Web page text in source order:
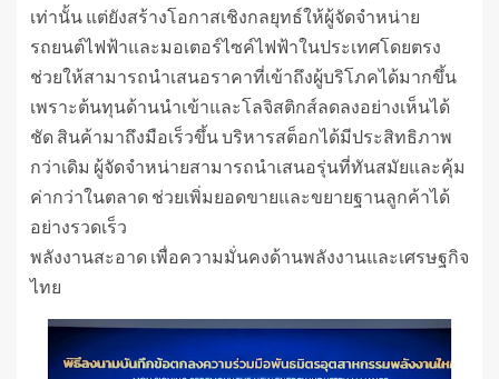
เท่านั้น แต่ยังสร้างโอกาสเชิงกลยุทธ์ให้ผู้จัดจำหน่าย
รถยนต์ไฟฟ้าและมอเตอร์ไซค์ไฟฟ้าในประเทศโดยตรง
ช่วยให้สามารถนำเสนอราคาที่เข้าถึงผู้บริโภคได้มากขึ้น
เพราะต้นทุนด้านนำเข้าและโลจิสติกส์ลดลงอย่างเห็นได้
ชัด สินค้ามาถึงมือเร็วขึ้น บริหารสต็อกได้มีประสิทธิภาพ
กว่าเดิม ผู้จัดจำหน่ายสามารถนำเสนอรุ่นที่ทันสมัยและคุ้ม
ค่ากว่าในตลาด ช่วยเพิ่มยอดขายและขยายฐานลูกค้าได้
อย่างรวดเร็ว
พลังงานสะอาด เพื่อความมั่นคงด้านพลังงานและเศรษฐกิจ
ไทย